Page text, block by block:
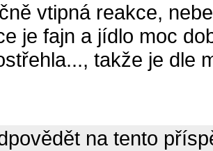
vtipná reakce,
je fajn a jídlo moc
takže je dle
na tento